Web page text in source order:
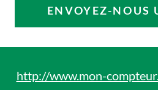
ENVOYEZ-NOUS
http://www.mon-